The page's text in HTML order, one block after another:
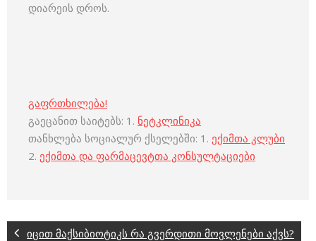
დიარეის დროს.
გაფრთხილება!
გაეცანით საიტებს: 1. ნეტკლინიკა
თანხლება სოციალურ ქსელებში: 1. ექიმთა კლუბი
2. ექიმთა და ფარმაცევტთა კონსულტაციები
იცით მაქსიბიოტიკს რა გვერდითი მოვლენები აქვს?